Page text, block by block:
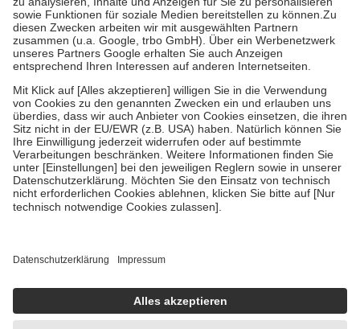
Bei Heilmitteln und häuslicher Krankenpflege beträgt die
Zuzahlung zehn Prozent der Kosten sowie zehn Euro je
Verordnung.
Um das Engagement der Versicherten für ihre eigene Gesundheit zu
stärken und die besondere Stellung der Familie zu unterstützen,
fallenkeine Zuzahlungenan bei:
• Kindern und Jugendlichen bis zum vollendeten 18. Lebensjahr
mit Ausnahme der Fahrkosten
• Untersuchungen zur Vorsorge und Früherkennung, die von der
GKV getragen werden
• empfohlenen Schutzimpfungen
• Harn- und Blutteststreifen
getroffen, um sicherzustellen, dass es sich um echte Bewertungen
https://help.etrusted.com/hc/de/articles/4419944605341
Einige Bilder und Inhalte wurden unter Zuhilfenahme künstlicher